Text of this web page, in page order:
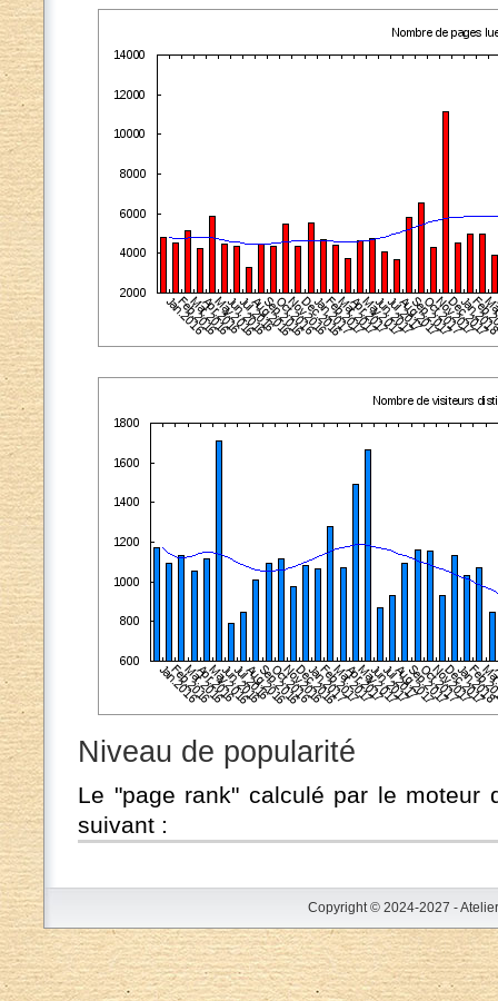
Niveau de popularité
Le "page rank" calculé par le moteur
suivant :
Copyright © 2024-2027 -